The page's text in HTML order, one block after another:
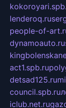
lenderoq.ru
people-of-
dynamoauto.ru
act1.spb.ru
detsad125.ru
council.spb.ru
iclub.net.ru